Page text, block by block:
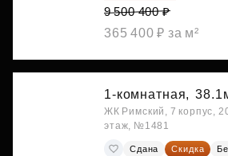
9 500 400 ₽
365 400 ₽ за м²
1-комнатная,
ЖК Римский, 7 корпус,
этаж, №1481
Сдана Скидка